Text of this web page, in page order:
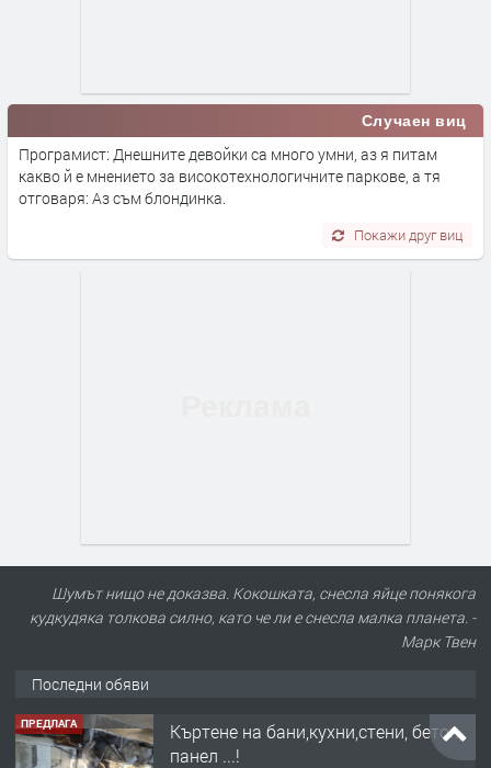
Случаен виц
Програмист: Днешните девойки са много умни, аз я питам
какво й е мнението за високотехнологичните паркове, а тя
отговаря: Аз съм блондинка.
Покажи друг виц
Шумът нищо не доказва. Кокошката, снесла яйце понякога
кудкудяка толкова силно, като че ли е снесла малка планета. -
Марк Твен
Последни обяви
ПРЕДЛАГА
Къртене на бани,кухни,стени, бетон,
панел ...!